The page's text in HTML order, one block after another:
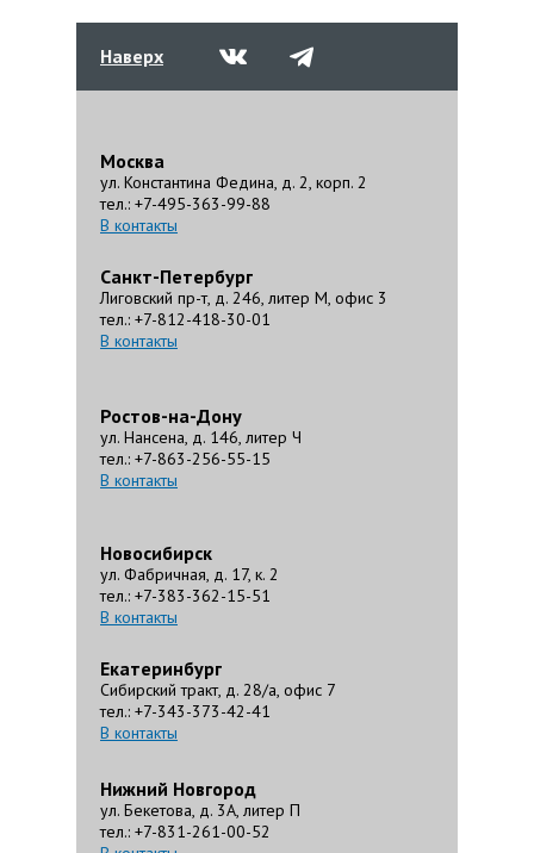
Наверх
Москва
ул. Константина Федина, д. 2, корп. 2
тел.: +7-495-363-99-88
В контакты
Санкт-Петербург
Лиговский пр-т, д. 246, литер М, офис 3
тел.: +7-812-418-30-01
В контакты
Ростов-на-Дону
ул. Нансена, д. 146, литер Ч
тел.: +7-863-256-55-15
В контакты
Новосибирск
ул. Фабричная, д. 17, к. 2
тел.: +7-383-362-15-51
В контакты
Екатеринбург
Сибирский тракт, д. 28/а, офис 7
тел.: +7-343-373-42-41
В контакты
Нижний Новгород
ул. Бекетова, д. 3А, литер П
тел.: +7-831-261-00-52